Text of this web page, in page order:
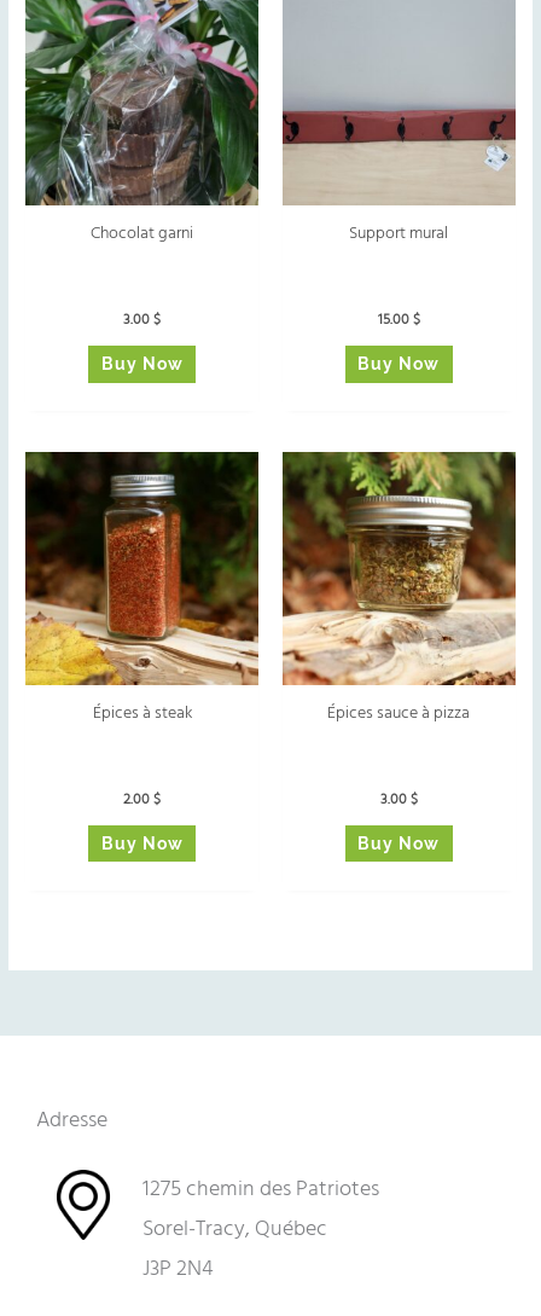
Chocolat garni
3.00$
Buy Now
Support mural
15.00$
Buy Now
Épices à steak
2.00$
Buy Now
Épices sauce à pizza
3.00$
Buy Now
Adresse
1275 chemin des Patriotes
Sorel-Tracy, Québec
J3P 2N4